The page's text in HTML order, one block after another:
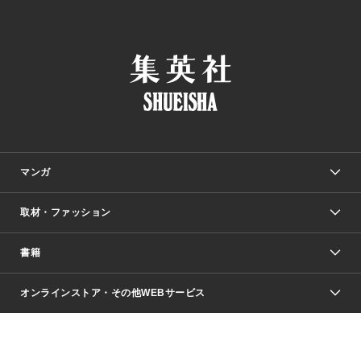
マンガ
少年マンガ
Vジャンプ
週刊ヤングジャンプ
少女マンガ
取材・ファッション
Seventeen
芸能・情報・スポーツ
書籍
文芸・文庫・総合
オンラインストア・その他WEBサービス